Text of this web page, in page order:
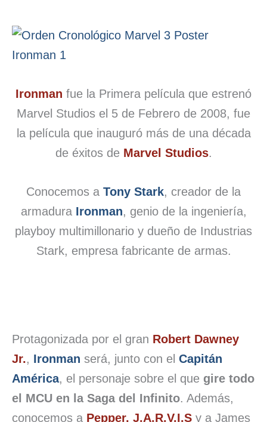
Ironman fue la Primera película que estrenó
Marvel Studios el 5 de Febrero de 2008, fue
la película que inauguró más de una década
de éxitos de Marvel Studios.
Conocemos a Tony Stark, creador de la
armadura Ironman, genio de la ingeniería,
playboy multimillonario y dueño de Industrias
Stark, empresa fabricante de armas.
Protagonizada por el gran Robert Dawney
Jr., Ironman será, junto con el Capitán
América, el personaje sobre el que gire todo
el MCU en la Saga del Infinito. Además,
conocemos a Pepper, J.A.R.V.I.S y a James